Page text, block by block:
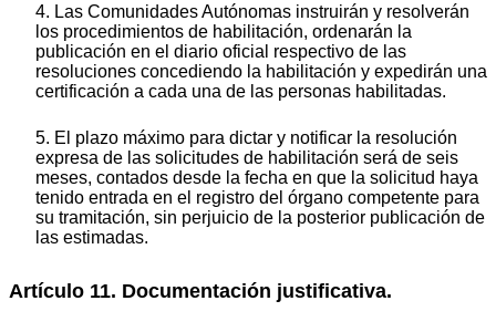
4. Las Comunidades Autónomas instruirán y resolverán
los procedimientos de habilitación, ordenarán la
publicación en el diario oficial respectivo de las
resoluciones concediendo la habilitación y expedirán una
certificación a cada una de las personas habilitadas.
5. El plazo máximo para dictar y notificar la resolución
expresa de las solicitudes de habilitación será de seis
meses, contados desde la fecha en que la solicitud haya
tenido entrada en el registro del órgano competente para
su tramitación, sin perjuicio de la posterior publicación de
las estimadas.
Artículo 11. Documentación justificativa.